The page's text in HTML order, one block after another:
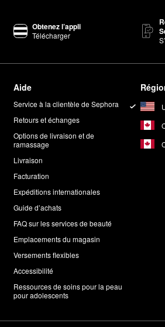
Obtenez l’appli
Télécharger
Aide
Service à la clientèle de Sephora
Retours et échanges
Options de livraison et de
ramassage
Livraison
Facturation
Expéditions internationales
Guide d’achats
FAQ sur les services de beauté
Emplacements du magasin
Versements flexibles
Accessibilité
Ressources de soins pour la peau
pour adolescents